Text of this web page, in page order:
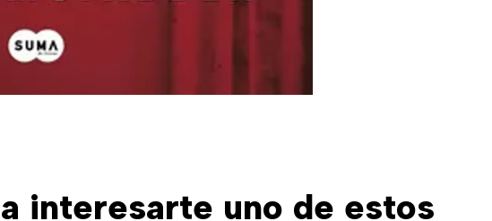
interesarte uno de estos